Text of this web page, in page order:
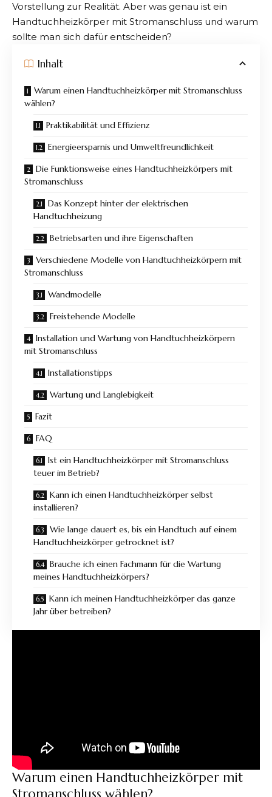
Vorstellung zur Realität. Aber was genau ist ein
Handtuchheizkörper mit Stromanschluss und warum
sollte man sich dafür entscheiden?
Inhalt
Warum einen Handtuchheizkörper mit Stromanschluss
wählen?
Praktikabilität und Effizienz
Energieersparnis und Umweltfreundlichkeit
Die Funktionsweise eines Handtuchheizkörpers mit
Stromanschluss
Das Konzept hinter der elektrischen
Handtuchheizung
Betriebsarten und ihre Eigenschaften
Verschiedene Modelle von Handtuchheizkörpern mit
Stromanschluss
Wandmodelle
Freistehende Modelle
Installation und Wartung von Handtuchheizkörpern
mit Stromanschluss
Installationstipps
Wartung und Langlebigkeit
Fazit
FAQ
Ist ein Handtuchheizkörper mit Stromanschluss
teuer im Betrieb?
Kann ich einen Handtuchheizkörper selbst
installieren?
Wie lange dauert es, bis ein Handtuch auf einem
Handtuchheizkörper getrocknet ist?
Brauche ich einen Fachmann für die Wartung
meines Handtuchheizkörpers?
Kann ich meinen Handtuchheizkörper das ganze
Jahr über betreiben?
Warum einen Handtuchheizkörper mit
Stromanschluss wählen?